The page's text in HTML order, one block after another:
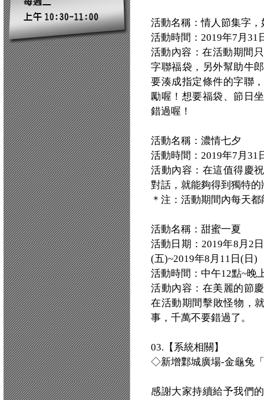
活動名稱：情人節集字
活動時間：2019年7月31
活動內容：在活動期間
字聯福袋，另外幫助牛
要湊成指定條件的字聯
勵喔！想要福袋、節日
錯過喔！
活動名稱：濃情七夕
活動時間：2019年7月31
活動內容：在這值得慶
對話，就能夠得到獨特
＊注：活動期間內每天
活動名稱：甜蜜一夏
活動日期：2019年8月2
(五)~2019年8月11日(日)
活動時間：中午12點~晚
活動內容：在美麗的節
在活動期間擊敗怪物，
事，千萬不要錯過了。
03.【系統相關】
◇新增鄴城廣場-金龜兔
感謝大家持續給予我們